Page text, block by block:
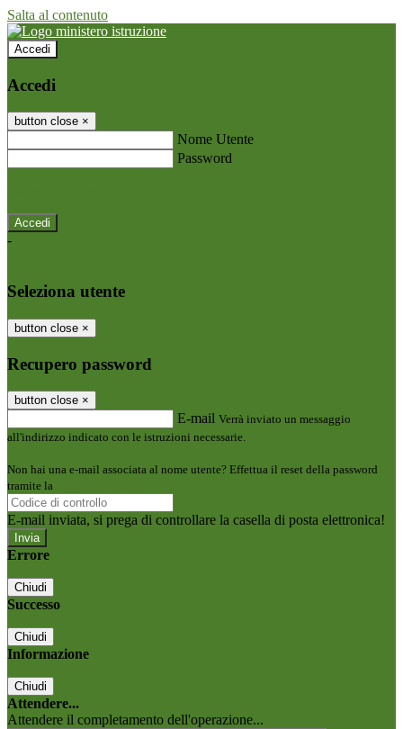
Salta al contenuto
Accedi
Accedi
button close ×
Nome Utente
Password
-
Seleziona utente
button close ×
Recupero password
button close ×
E-mail Verrà inviato un messaggio
all'indirizzo indicato con le istruzioni necessarie.
Non hai una e-mail associata al nome utente? Effettua il reset della password
tramite la
E-mail inviata, si prega di controllare la casella di posta elettronica!
Errore
Chiudi
Successo
Chiudi
Informazione
Chiudi
Attendere...
Attendere il completamento dell'operazione...